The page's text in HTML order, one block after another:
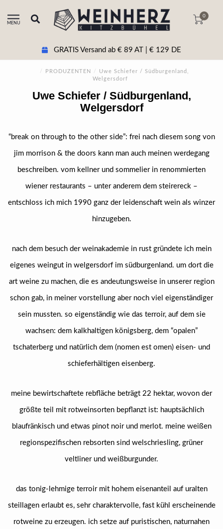
MENU
0
GRATIS Versand ab € 89 AT | € 129 DE
/ PRODUZENTEN /
Uwe Schiefer / Südburgenland,
Welgersdorf
Uwe Schiefer / Südburgenland,
Welgersdorf
“break on through to the other side”: frei nach diesem song von
jim morrison & the doors kann man auch meinen werdegang
beschreiben. vom kellner und sommelier in renommierten
wiener restaurants – unter anderem dem steirereck –
entschloss ich mich 1990 ganz der leidenschaft wein als winzer
hinzugeben.
nach dem besuch der weinakademie in rust gründete ich mein
eigenes weingut in welgersdorf im südburgenland. um dort die
art weine zu machen, die es andeutungsweise in unserer region
schon gab, in meiner vorstellung aber noch viel eigenständiger
sein mussten. so eigenständig wie das terroir, auf dem sie
wachsen: dem kalkhaltigen königsberg, dem “opalen”
tschaterberg und natürlich dem (nomen est omen) eisen- und
schieferhältigen eisenberg.
meine bewirtschaftete rebfläche beträgt 22 hektar, wovon der
größte teil mit rotweinsorten bepflanzt ist: hauptsächlich
blaufränkisch und etwas pinot noir und merlot. meine weißen
regionspezifischen rebsorten sind welschriesling, grüner
veltliner und weißburgunder.
das tonig-lehmige terroir mit hohem eisenanteil auf uralten
steillagen erlaubt es, sehr charaktervolle, fast kühl erscheinende
rotweine zu erzeugen. ich setze auf puristischen, naturnahen